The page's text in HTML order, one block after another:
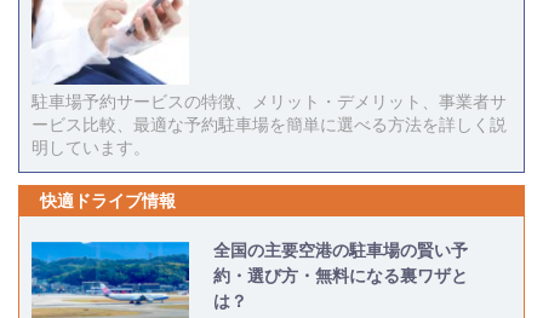
駐車場予約サービスの特徴、メリット・デメリット、事業者サ
ービス比較、最適な予約駐車場を簡単に選べる方法を詳しく説
明しています。
快適ドライブ情報
全国の主要空港の駐車場の賢い予
約・選び方・無料になる裏ワザと
は？